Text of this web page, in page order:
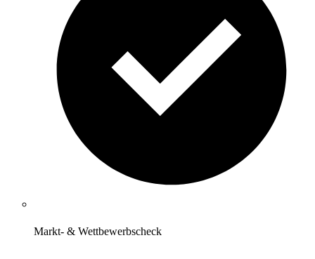
Markt- & Wettbewerbscheck